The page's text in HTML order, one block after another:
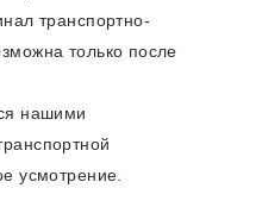
транспортно-
только после
нашими
усмотрение.